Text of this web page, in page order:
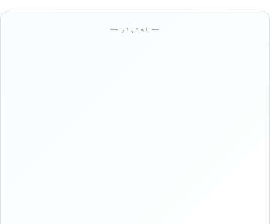
— اشتہار —